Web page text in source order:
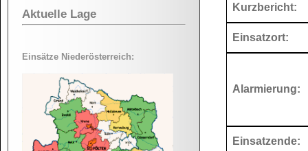
Aktuelle Lage
Einsätze Niederösterreich:
Kurzbericht:
Einsatzort:
Alarmierung:
Einsatzende: